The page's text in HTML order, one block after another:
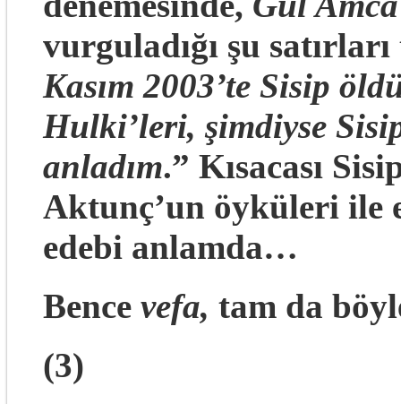
vurguladığı şu
Kasım 2003’te Sisip
Hulki’leri, şimdiyse
anladım.” Kısacası
Aktunç’un öyküleri ile
edebi anlamda…
Bence vefa, tam da
(3)